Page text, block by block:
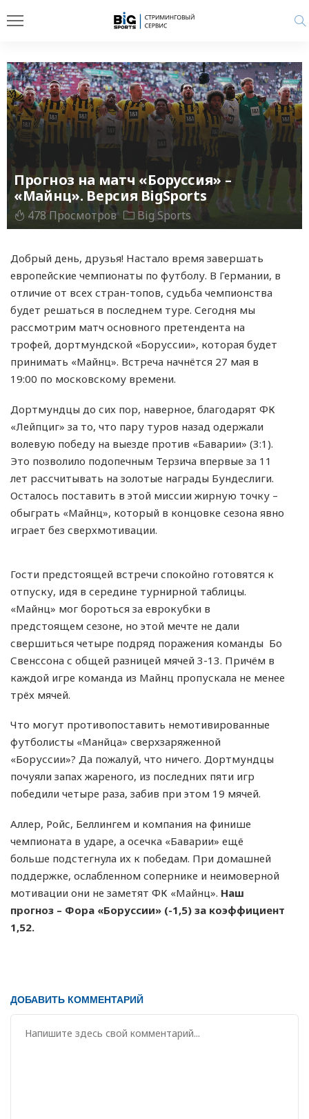
Прогноз на матч «Боруссия» –
«Майнц». Версия BigSports
478 Просмотров Big Sports
Добрый день, друзья! Настало время завершать
европейские чемпионаты по футболу. В Германии, в
отличие от всех стран-топов, судьба чемпионства
будет решаться в последнем туре. Сегодня мы
рассмотрим матч основного претендента на
трофей, дортмундской «Боруссии», которая будет
принимать «Майнц». Встреча начнётся 27 мая в
19:00 по московскому времени.
Дортмундцы до сих пор, наверное, благодарят ФК
«Лейпциг» за то, что пару туров назад одержали
волевую победу на выезде против «Баварии» (3:1).
Это позволило подопечным Терзича впервые за 11
лет рассчитывать на золотые награды Бундеслиги.
Осталось поставить в этой миссии жирную точку –
обыграть «Майнц», который в концовке сезона явно
играет без сверхмотивации.
Гости предстоящей встречи спокойно готовятся к
отпуску, идя в середине турнирной таблицы.
«Майнц» мог бороться за еврокубки в
предстоящем сезоне, но этой мечте не дали
свершиться четыре подряд поражения команды Бо
Свенссона с общей разницей мячей 3-13. Причём в
каждой игре команда из Майнц пропускала не менее
трёх мячей.
Что могут противопоставить немотивированные
футболисты «Манйца» сверхзаряженной
«Боруссии»? Да пожалуй, что ничего. Дортмундцы
почуяли запах жареного, из последних пяти игр
победили четыре раза, забив при этом 19 мячей.
Аллер, Ройс, Беллингем и компания на финише
чемпионата в ударе, а осечка «Баварии» ещё
больше подстегнула их к победам. При домашней
поддержке, ослабленном сопернике и неимоверной
мотивации они не заметят ФК «Майнц». Наш
прогноз – Фора «Боруссии» (-1,5) за коэффициент
1,52.
ДОБАВИТЬ КОММЕНТАРИЙ